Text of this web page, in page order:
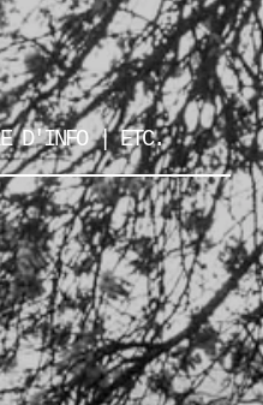
D'INFO | ETC.